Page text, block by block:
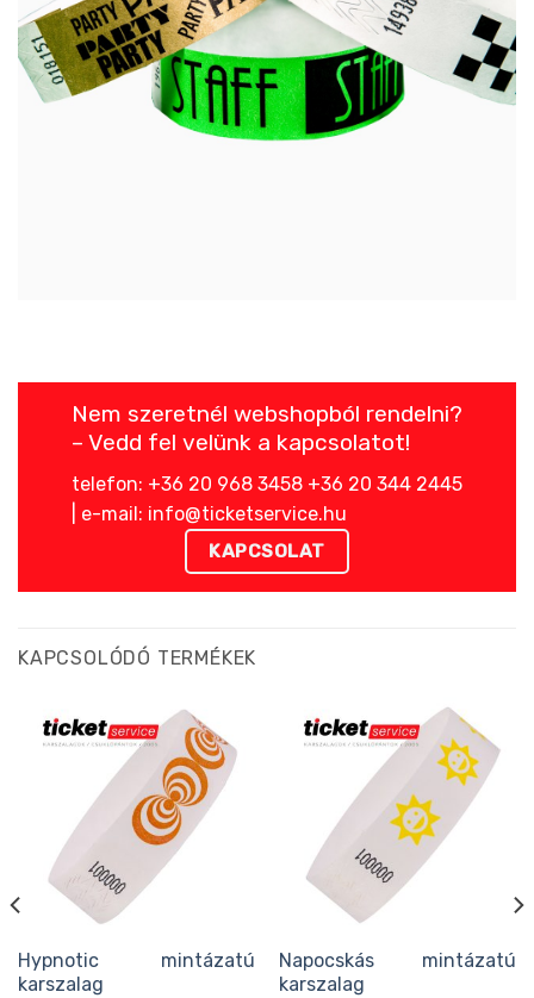
Nem szeretnél webshopból rendelni?
– Vedd fel velünk a kapcsolatot!
telefon: +36 20 968 3458 +36 20 344 2445
| e-mail: info@ticketservice.hu
KAPCSOLAT
KAPCSOLÓDÓ TERMÉKEK
Hypnotic mintázatú
karszalag
Napocskás mintázatú
karszalag